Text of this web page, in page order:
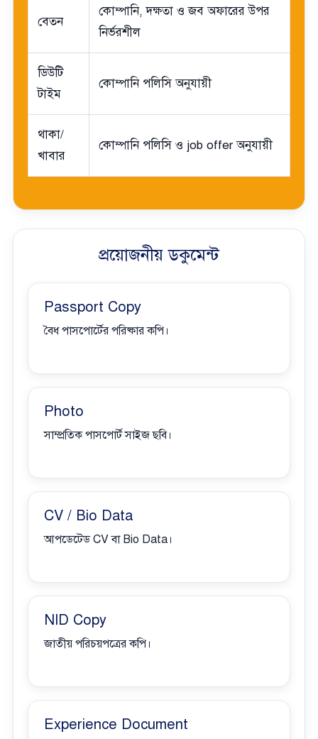
বেতন
কোম্পানি, দক্ষতা ও জব অফারের উপর
নির্ভরশীল
ডিউটি
টাইম
কোম্পানি পলিসি অনুযায়ী
থাকা/
খাবার
কোম্পানি পলিসি ও job offer অনুযায়ী
প্রয়োজনীয় ডকুমেন্ট
Passport Copy
বৈধ পাসপোর্টের পরিষ্কার কপি।
Photo
সাম্প্রতিক পাসপোর্ট সাইজ ছবি।
CV / Bio Data
আপডেটেড CV বা Bio Data।
NID Copy
জাতীয় পরিচয়পত্রের কপি।
Experience Document